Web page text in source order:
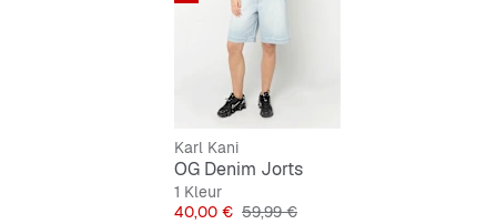
Karl Kani
OG Denim Jorts
1 Kleur
Prijs
40,00 € Originele Prijs
59,99 €